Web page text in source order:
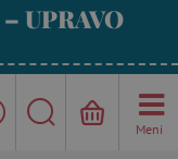
UPRAVO
Meni